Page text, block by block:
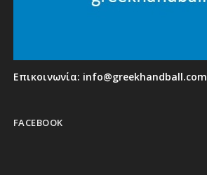
Επικοινωνία: info@greekhandball.com
FACEBOOK